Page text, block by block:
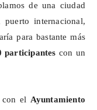
de una ciudad
internacional,
para bastante más
participantes con un
con el Ayuntamiento